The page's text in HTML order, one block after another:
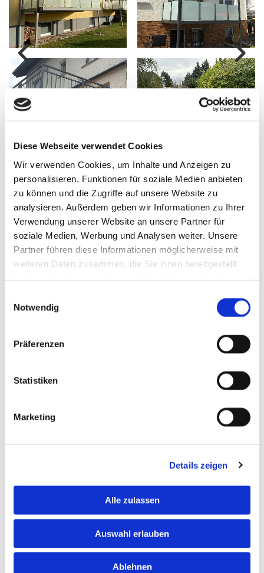
Diese Webseite verwendet Cookies
Wir verwenden Cookies, um Inhalte und Anzeigen zu
personalisieren, Funktionen für soziale Medien anbieten
zu können und die Zugriffe auf unsere Website zu
analysieren. Außerdem geben wir Informationen zu Ihrer
Verwendung unserer Website an unsere Partner für
soziale Medien, Werbung und Analysen weiter. Unsere
Partner führen diese Informationen möglicherweise mit
weiteren Daten zusammen, die Sie ihnen bereitgestellt
Notwendig
Präferenzen
Statistiken
Marketing
Details zeigen
Alle zulassen
Auswahl erlauben
Ablehnen
Überdachungen & Terrassenbeschattungen
Treppen & Geländer